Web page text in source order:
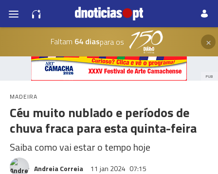
Faltam 64 diaspara os ×
PUB
MADEIRA
Céu muito nublado e períodos de
chuva fraca para esta quinta-feira
Saiba como vai estar o tempo hoje
Andreia Correia 11 jan 2024 07:15